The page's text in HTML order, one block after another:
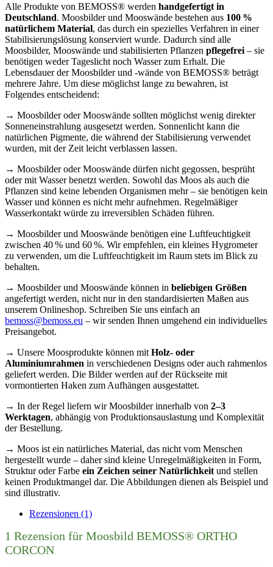
Alle Produkte von BEMOSS® werden handgefertigt in
Deutschland. Moosbilder und Mooswände bestehen aus 100 %
natürlichem Material, das durch ein spezielles Verfahren in einer
Stabilisierungslösung konserviert wurde. Dadurch sind alle
Moosbilder, Mooswände und stabilisierten Pflanzen pflegefrei – sie
benötigen weder Tageslicht noch Wasser zum Erhalt. Die
Lebensdauer der Moosbilder und -wände von BEMOSS® beträgt
mehrere Jahre. Um diese möglichst lange zu bewahren, ist
Folgendes entscheidend:
→ Moosbilder oder Mooswände sollten möglichst wenig direkter
Sonneneinstrahlung ausgesetzt werden. Sonnenlicht kann die
natürlichen Pigmente, die während der Stabilisierung verwendet
wurden, mit der Zeit leicht verblassen lassen.
→ Moosbilder oder Mooswände dürfen nicht gegossen, besprüht
oder mit Wasser benetzt werden. Sowohl das Moos als auch die
Pflanzen sind keine lebenden Organismen mehr – sie benötigen kein
Wasser und können es nicht mehr aufnehmen. Regelmäßiger
Wasserkontakt würde zu irreversiblen Schäden führen.
→ Moosbilder und Mooswände benötigen eine Luftfeuchtigkeit
zwischen 40 % und 60 %. Wir empfehlen, ein kleines Hygrometer
zu verwenden, um die Luftfeuchtigkeit im Raum stets im Blick zu
behalten.
→ Moosbilder und Mooswände können in beliebigen Größen
angefertigt werden, nicht nur in den standardisierten Maßen aus
unserem Onlineshop. Schreiben Sie uns einfach an
bemoss@bemoss.eu – wir senden Ihnen umgehend ein individuelles
Preisangebot.
→ Unsere Moosprodukte können mit Holz- oder
Aluminiumrahmen in verschiedenen Designs oder auch rahmenlos
geliefert werden. Die Bilder werden auf der Rückseite mit
vormontierten Haken zum Aufhängen ausgestattet.
→ In der Regel liefern wir Moosbilder innerhalb von 2–3
Werktagen, abhängig von Produktionsauslastung und Komplexität
der Bestellung.
→ Moos ist ein natürliches Material, das nicht vom Menschen
hergestellt wurde – daher sind kleine Unregelmäßigkeiten in Form,
Struktur oder Farbe ein Zeichen seiner Natürlichkeit und stellen
keinen Produktmangel dar. Die Abbildungen dienen als Beispiel und
sind illustrativ.
Rezensionen (1)
1 Rezension für Moosbild BEMOSS® ORTHO
CORCON